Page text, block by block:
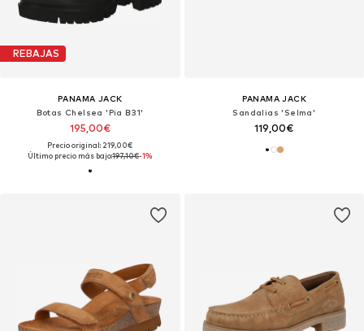
REBAJAS
PANAMA JACK
Botas Chelsea 'Pia B31'
195,00€
Precio original: 219,00€
Último precio más bajo:197,10€-1%
PANAMA JACK
Sandalias 'Selma'
119,00€